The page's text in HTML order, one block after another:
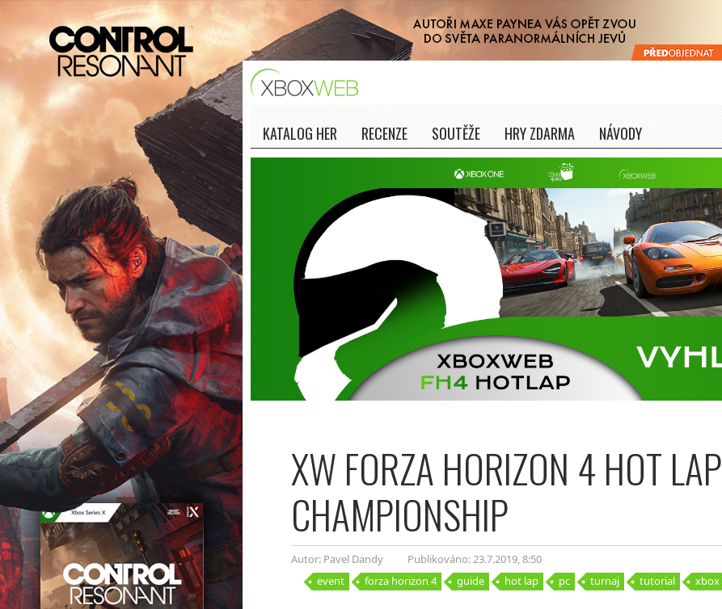
KATALOG HER RECENZE SOUTĚŽE HRY ZDARMA NÁVODY
XW FORZA HORIZON 4 HOT LAP
CHAMPIONSHIP
Autor: Pavel Dandy Publikováno: 23.7.2019, 8:50
event
forza horizon 4 guide hot lap pc turnaj tutorial xbox